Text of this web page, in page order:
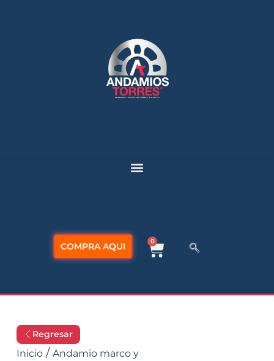
COMPRA AQUI 0
Regresar
Inicio/ Andamio marco y